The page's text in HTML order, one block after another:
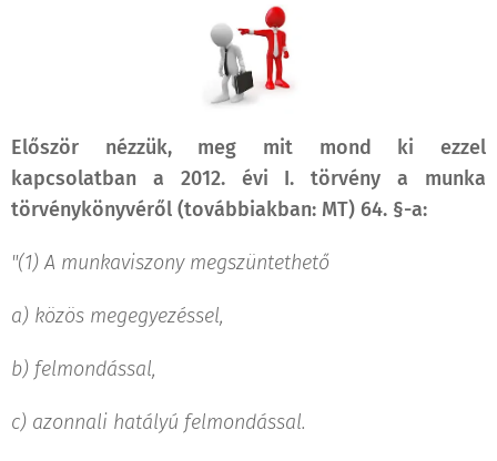
Először nézzük, meg mit mond ki ezzel
kapcsolatban a 2012. évi I. törvény a munka
törvénykönyvéről (továbbiakban: MT) 64. §-a:
"(1) A munkaviszony megszüntethető
a) közös megegyezéssel,
b) felmondással,
c) azonnali hatályú felmondással.